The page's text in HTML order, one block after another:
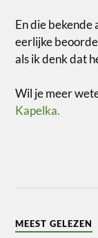
En die
eerlijke
als ik denk dat
Wil je meer
Kapelka.
MEEST GELEZEN